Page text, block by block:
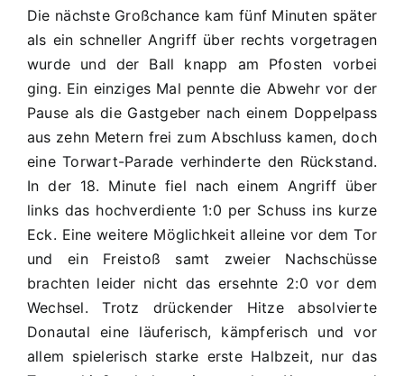
Die nächste Großchance kam fünf Minuten später
als ein schneller Angriff über rechts vorgetragen
wurde und der Ball knapp am Pfosten vorbei
ging. Ein einziges Mal pennte die Abwehr vor der
Pause als die Gastgeber nach einem Doppelpass
aus zehn Metern frei zum Abschluss kamen, doch
eine Torwart-Parade verhinderte den Rückstand.
In der 18. Minute fiel nach einem Angriff über
links das hochverdiente 1:0 per Schuss ins kurze
Eck. Eine weitere Möglichkeit alleine vor dem Tor
und ein Freistoß samt zweier Nachschüsse
brachten leider nicht das ersehnte 2:0 vor dem
Wechsel. Trotz drückender Hitze absolvierte
Donautal eine läuferisch, kämpferisch und vor
allem spielerisch starke erste Halbzeit, nur das